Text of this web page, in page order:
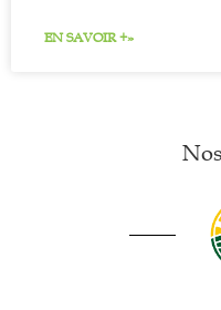
EN SAVOIR +»